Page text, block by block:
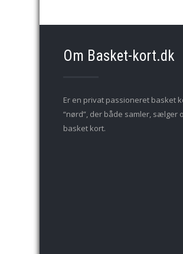
Om Basket-kort.dk
Er en privat passioneret basket
“nørd”, der både samler, sælger
basket kort.